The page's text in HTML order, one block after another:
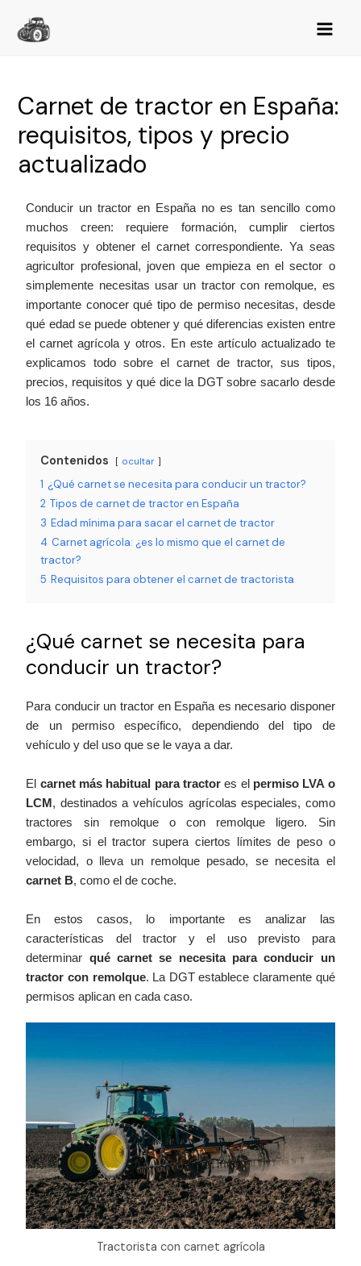
Carnet de tractor en España:
requisitos, tipos y precio
actualizado
Conducir un tractor en España no es tan sencillo como
muchos creen: requiere formación, cumplir ciertos
requisitos y obtener el carnet correspondiente. Ya seas
agricultor profesional, joven que empieza en el sector o
simplemente necesitas usar un tractor con remolque, es
importante conocer qué tipo de permiso necesitas, desde
qué edad se puede obtener y qué diferencias existen entre
el carnet agrícola y otros. En este artículo actualizado te
explicamos todo sobre el carnet de tractor, sus tipos,
precios, requisitos y qué dice la DGT sobre sacarlo desde
los 16 años.
Contenidos ocultar
1 ¿Qué carnet se necesita para conducir un tractor?
2 Tipos de carnet de tractor en España
3 Edad mínima para sacar el carnet de tractor
4 Carnet agrícola: ¿es lo mismo que el carnet de
tractor?
5 Requisitos para obtener el carnet de tractorista
¿Qué carnet se necesita para
conducir un tractor?
Para conducir un tractor en España es necesario disponer
de un permiso específico, dependiendo del tipo de
vehículo y del uso que se le vaya a dar.
El carnet más habitual para tractor es el permiso LVA o
LCM , destinados a vehículos agrícolas especiales, como
tractores sin remolque o con remolque ligero. Sin
embargo, si el tractor supera ciertos límites de peso o
velocidad, o lleva un remolque pesado, se necesita el
carnet B, como el de coche.
En estos casos, lo importante es analizar las
características del tractor y el uso previsto para
determinar qué carnet se necesita para conducir un
tractor con remolque. La DGT establece claramente qué
permisos aplican en cada caso.
Tractorista con carnet agrícola